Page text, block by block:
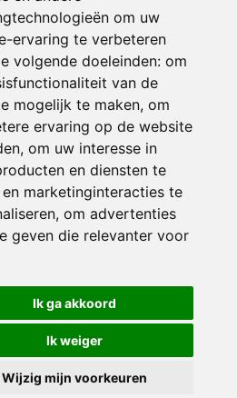
om uw
ervaring te verbeteren
volgende doeleinden: om
van de
mogelijk te maken, om
ervaring op de website
, om uw interesse in
en diensten te
en marketinginteracties te
, om advertenties
geven die relevanter voor
Ik ga akkoord
Ik weiger
Wijzig mijn voorkeuren
- website realisatie CyberNed